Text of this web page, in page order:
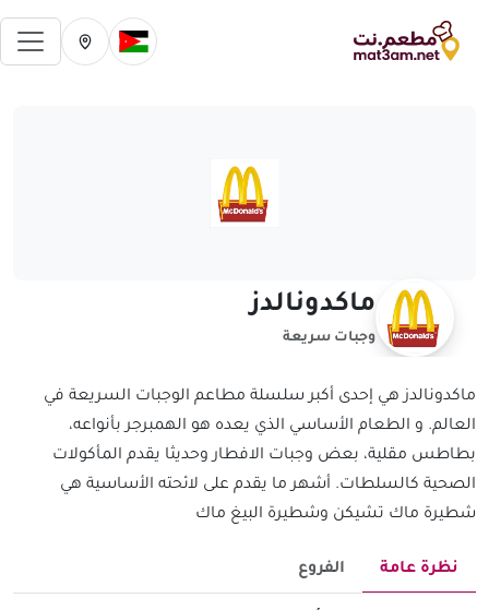
تغيير الدولة الحالية
تغيير المدينة
ماكدونالدز
وجبات سريعة
ماكدونالدز هي إحدى أكبر سلسلة مطاعم الوجبات السريعة في
العالم. و الطعام الأساسي الذي يعده هو الهمبرجر بأنواعه،
بطاطس مقلية، بعض وجبات الافطار وحديثا يقدم المأكولات
الصحية كالسلطات. أشهر ما يقدم على لائحته الأساسية هي
شطيرة ماك تشيكن وشطيرة البيغ ماك
نظرة عامة الفروع